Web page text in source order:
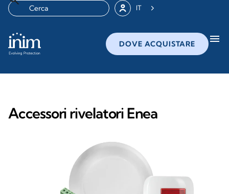
IT
DOVE ACQUISTARE menu
Accessori rivelatori Enea